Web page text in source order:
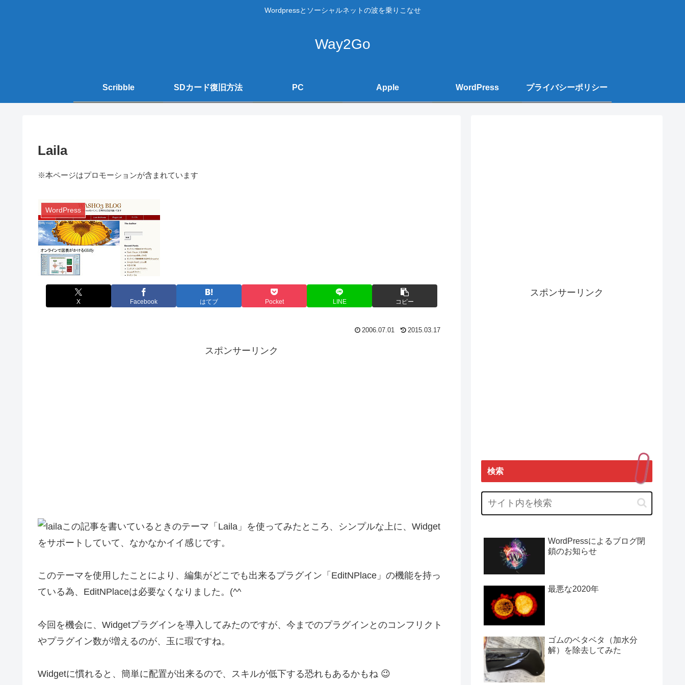
Wordpressとソーシャルネットの波を乗りこなせ
Way2Go
Scribble SDカード復旧方法 PC Apple WordPress プライバシーポリシー
Laila
※本ページはプロモーションが含まれています
WordPress
X Facebook はてブ Pocket LINE コピー
2006.07.01 2015.03.17
スポンサーリンク
この記事を書いているときのテーマ「Laila」を使ってみたところ、シンプルな上に、Widget
をサポートしていて、なかなかイイ感じです。
このテーマを使用したことにより、編集がどこでも出来るプラグイン「EditNPlace」の機能を持っ
ている為、EditNPlaceは必要なくなりました。(^^ゞ
今回を機会に、Widgetプラグインを導入してみたのですが、今までのプラグインとのコンフリクト
やプラグイン数が増えるのが、玉に瑕ですね。
Widgetに慣れると、簡単に配置が出来るので、スキルが低下する恐れもあるかもね 😉
スポンサーリンク
検索
WordPressによるブログ閉
鎖のお知らせ
最悪な2020年
ゴムのベタベタ（加水分
解）を除去してみた